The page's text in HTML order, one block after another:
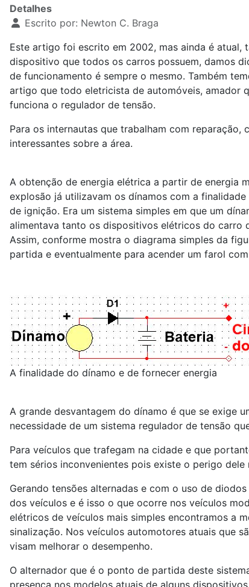
Detalhes
Escrito por: Newton C. Braga
Este artigo foi escrito em 2002, mas ainda é atual,
dispositivo que todos os carros possuem, damos
de funcionamento é sempre o mesmo. Também
artigo que todo eletricista de automóveis, amador
funciona o regulador de tensão.
Para os internautas que trabalham com
interessantes sobre a área.
A obtenção de energia elétrica a partir de energia
explosão já utilizavam os dínamos com a
de ignição. Era um sistema simples em que um
alimentava tanto os dispositivos elétricos do carro
Assim, conforme mostra o diagrama simples da
partida e eventualmente para acender um farol
A finalidade do dínamo e de fornecer energia
A grande desvantagem do dínamo é que se exige
necessidade de um sistema regulador de tensão
Para veículos que trafegam na cidade e que
tem sérios inconvenientes pois existe o perigo
Gerando tensões alternadas e com o uso de
dos veículos e é isso o que ocorre nos veículos
elétricos de veículos mais simples encontramos a
sinalização. Nos veículos automotores atuais que
visam melhorar o desempenho.
O alternador que é o ponto de partida deste
presença nos modelos atuais de alguns